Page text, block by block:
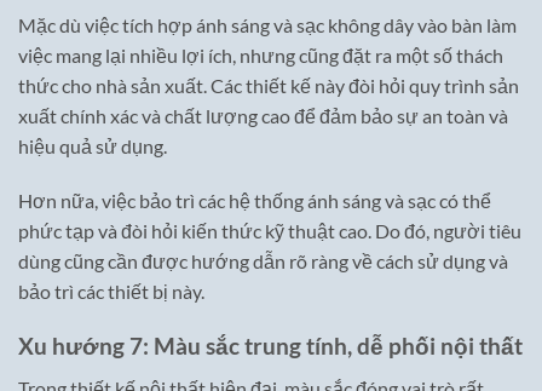
Mặc dù việc tích hợp ánh sáng và sạc không dây vào bàn làm
việc mang lại nhiều lợi ích, nhưng cũng đặt ra một số thách
thức cho nhà sản xuất. Các thiết kế này đòi hỏi quy trình sản
xuất chính xác và chất lượng cao để đảm bảo sự an toàn và
hiệu quả sử dụng.
Hơn nữa, việc bảo trì các hệ thống ánh sáng và sạc có thể
phức tạp và đòi hỏi kiến thức kỹ thuật cao. Do đó, người tiêu
dùng cũng cần được hướng dẫn rõ ràng về cách sử dụng và
bảo trì các thiết bị này.
Xu hướng 7: Màu sắc trung tính, dễ phối nội thất